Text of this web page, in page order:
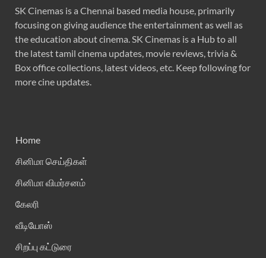
SK Cinemas is a Chennai based media house, primarily
focusing on giving audience the entertainment as well as
the education about cinema. SK Cinemas is a Hub to all
the latest tamil cinema updates, movie reviews, trivia &
Box office collections, latest videos, etc. Keep following for
more cine updates.
Home
சினிமா செய்திகள்
சினிமா விமர்சனம்
கேலரி
வீடியோஸ்
சிறப்பு கட்டுரை